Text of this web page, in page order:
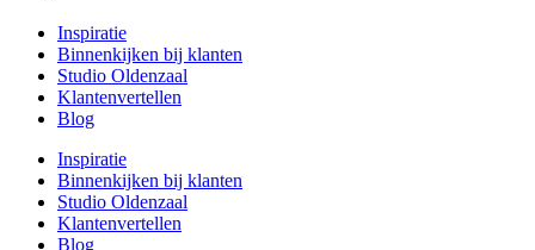
Inspiratie
Binnenkijken bij klanten
Studio Oldenzaal
Klantenvertellen
Blog
Inspiratie
Binnenkijken bij klanten
Studio Oldenzaal
Klantenvertellen
Blog